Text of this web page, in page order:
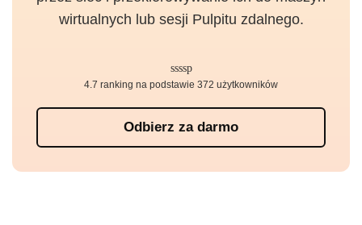
wirtualnych lub sesji Pulpitu zdalnego.
Odbierz za darmo
4.7 ranking na podstawie 372 użytkowników